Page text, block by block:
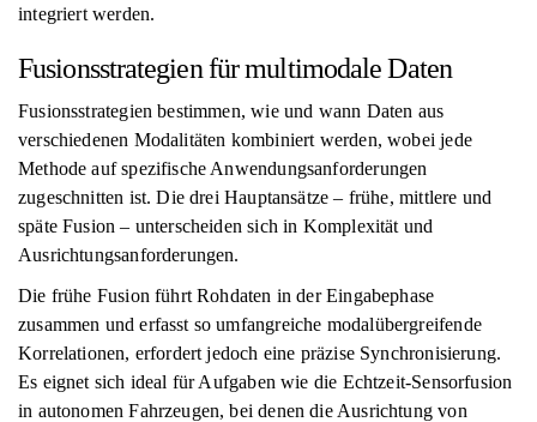
integriert werden.
Fusionsstrategien für multimodale Daten
Fusionsstrategien bestimmen, wie und wann Daten aus
verschiedenen Modalitäten kombiniert werden, wobei jede
Methode auf spezifische Anwendungsanforderungen
zugeschnitten ist. Die drei Hauptansätze – frühe, mittlere und
späte Fusion – unterscheiden sich in Komplexität und
Ausrichtungsanforderungen.
Die frühe Fusion führt Rohdaten in der Eingabephase
zusammen und erfasst so umfangreiche modalübergreifende
Korrelationen, erfordert jedoch eine präzise Synchronisierung.
Es eignet sich ideal für Aufgaben wie die Echtzeit-Sensorfusion
in autonomen Fahrzeugen, bei denen die Ausrichtung von